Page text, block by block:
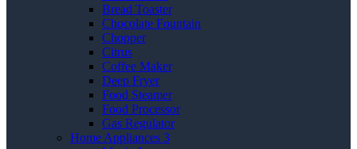
Bread Toaster
Chocolate Fountain
Chopper
Citrus
Coffee Maker
Deep Fryer
Food Steamer
Food Processor
Gas Regulator
Home Appliances 3